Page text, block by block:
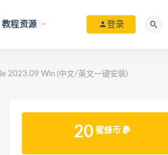
教程资源 登录
2023.09 Win (中文/英文一键安装)
20 蜜蜂币